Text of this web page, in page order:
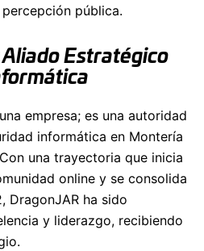
pública.
Aliado Estratégico
empresa; es una autoridad
informática en Montería
una trayectoria que inicia
online y se consolida
DragonJAR ha sido
y liderazgo, recibiendo